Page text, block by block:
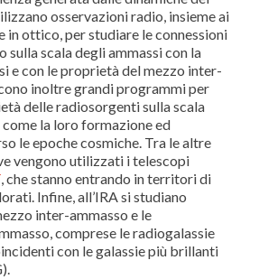
osservazioni radio, insieme ai
in ottico, per studiare le connessioni
sulla scala degli ammassi con la
e con le proprietà del mezzo inter-
inoltre grandi programmi per
delle radiosorgenti sulla scala
la loro formazione ed
le epoche cosmiche. Tra le altre
vengono utilizzati i telescopi
, che stanno entrando in territori di
Infine, all’IRA si studiano
inter-ammasso e le
comprese le radiogalassie
con le galassie più brillanti